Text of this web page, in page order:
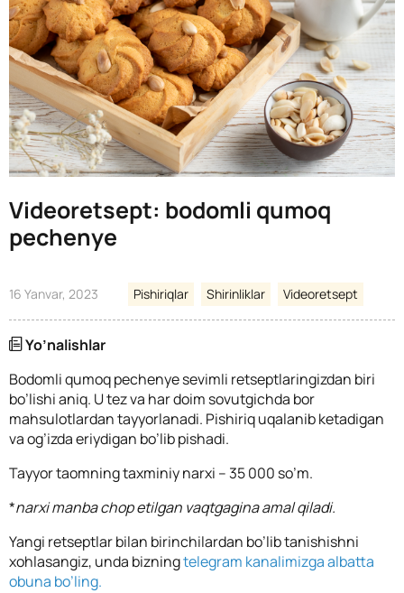
Videoretsept: bodomli qumoq
pechenye
16 Yanvar, 2023 Pishiriqlar Shirinliklar Videoretsept
Yo’nalishlar
Bodomli qumoq pechenye sevimli retseptlaringizdan biri
bo’lishi aniq. U tez va har doim sovutgichda bor
mahsulotlardan tayyorlanadi. Pishiriq uqalanib ketadigan
va og’izda eriydigan bo’lib pishadi.
Tayyor taomning taxminiy narxi – 35 000 so’m.
*narxi manba chop etilgan vaqtgagina amal qiladi.
Yangi retseptlar bilan birinchilardan bo’lib tanishishni
xohlasangiz, unda bizningtelegram kanalimizga albatta
obuna bo’ling.